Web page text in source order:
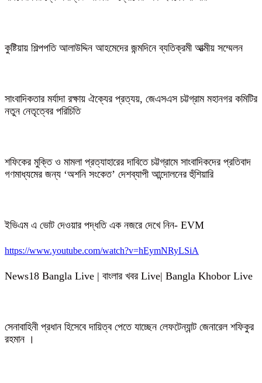
কুষ্টিয়ায় শিল্পপতি আলাউদ্দিন আহমেদের জন্মদিনে ব্যতিক্রমী আত্মীয় সম্মেলন
সাংবাদিকতার মর্যাদা রক্ষায় ঐক্যের প্রত্যয়, জেএসএস চট্টগ্রাম মহানগর কমিটির
নতুন নেতৃত্বের পরিচিতি
শফিকের মুক্তি ও মামলা প্রত্যাহারের দাবিতে চট্টগ্রামে সাংবাদিকদের প্রতিবাদ
গণমাধ্যমের জন্য ‘অশনি সংকেত’ দেশব্যাপী আন্দোলনের হুঁশিয়ারি
ইভিএম এ ভোট দেওয়ার পদ্ধতি এক নজরে দেখে নিন- EVM
https://www.youtube.com/watch?v=hEymNRyLSiA
News18 Bangla Live | বাংলার খবর Live| Bangla Khobor Live
সেনাবাহিনী প্রধান হিসেবে দায়িত্ব পেতে যাচ্ছেন লেফটেন্যান্ট জেনারেল শফিকুর
রহমান ।